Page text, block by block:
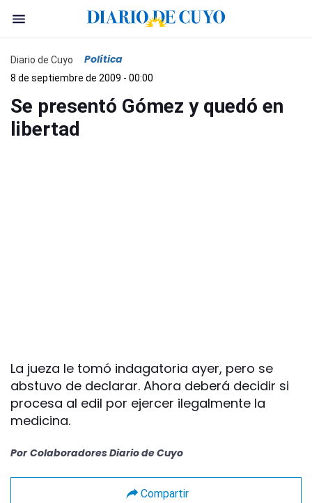
Diario de Cuyo Política
8 de septiembre de 2009 - 00:00
Se presentó Gómez y quedó en
libertad
La jueza le tomó indagatoria ayer, pero se
abstuvo de declarar. Ahora deberá decidir si
procesa al edil por ejercer ilegalmente la
medicina.
Por Colaboradores Diario de Cuyo
Compartir